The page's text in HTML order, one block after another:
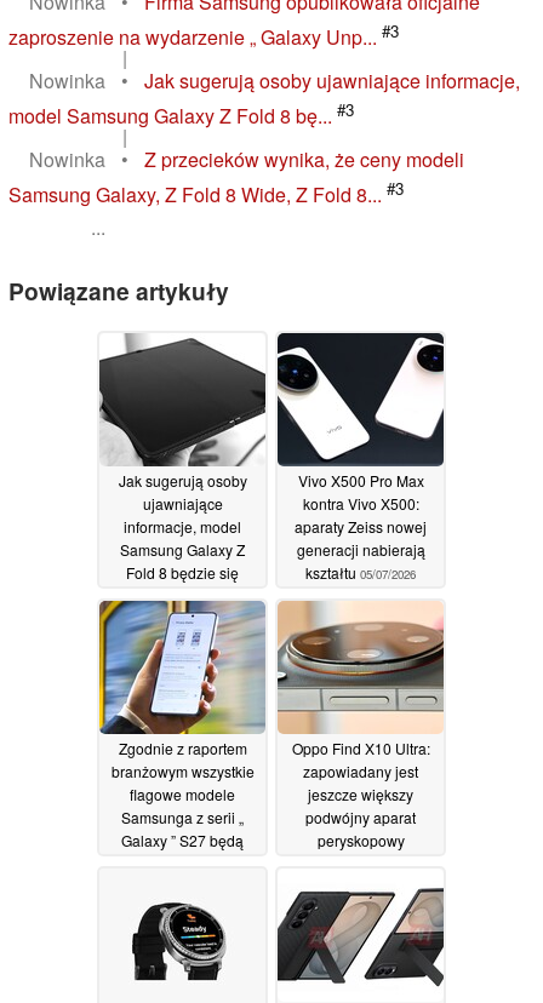
zaproszenie na wydarzenie „ Galaxy Unp... #3
|
Nowinka
•
Jak sugerują osoby ujawniające informacje,
model Samsung Galaxy Z Fold 8 bę... #3
|
Nowinka
•
Z przecieków wynika, że ceny modeli
Samsung Galaxy, Z Fold 8 Wide, Z Fold 8... #3
...
Powiązane artykuły
Jak sugerują osoby
ujawniające
informacje, model
Samsung Galaxy Z
Fold 8 będzie się
modelu Galaxy Z Fold
706/07/2026
Vivo X500 Pro Max
kontra Vivo X500:
aparaty Zeiss nowej
generacji nabierają
kształtu 05/07/2026
Zgodnie z raportem
branżowym wszystkie
flagowe modele
Samsunga z serii „
Galaxy ” S27 będą
Galaxy ” znaną z
modelu S26 Ultra
02/07/2026
Oppo Find X10 Ultra:
zapowiadany jest
jeszcze większy
podwójny aparat
peryskopowy
kwadratowy czujnik
02/07/2026